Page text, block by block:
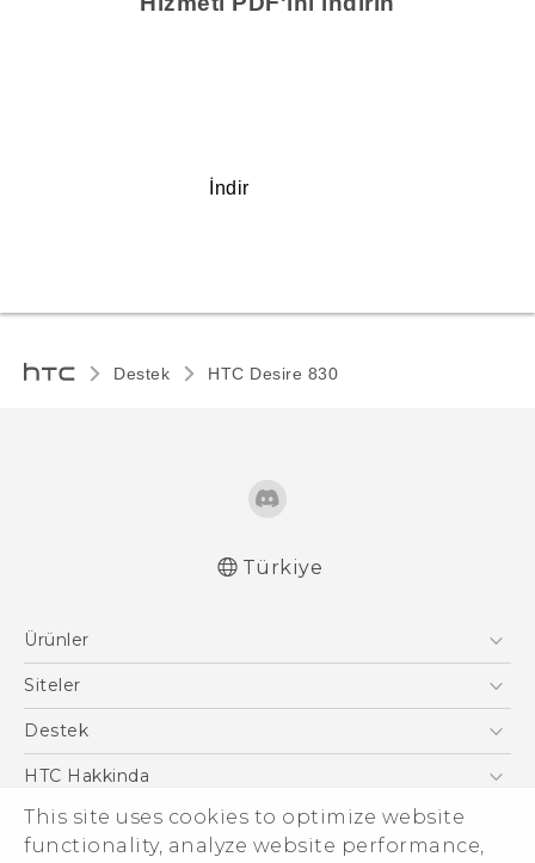
This site uses cookies to optimize website
functionality, analyze website performance,
İndir
Destek HTC Desire 830‎
Türkiye
Ürünler
Akıllı Telefonlar
VIVE
Siteler
HTC Dev
Destek
Destek Merkezi
HTC Hakkinda
ESG
Yatırımcı (İNGİLİZCE)